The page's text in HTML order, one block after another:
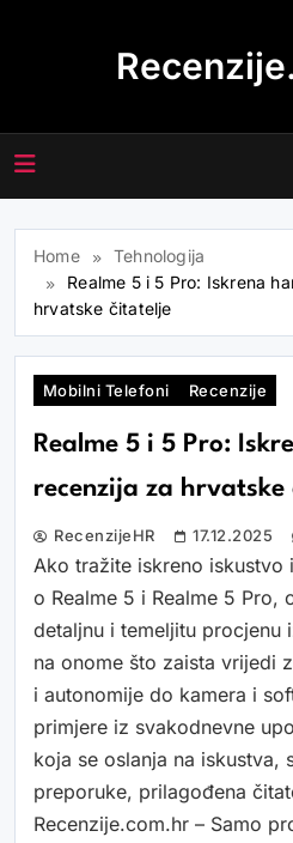
Home
Tehnologija
Realme 5 i 5 Pro: Iskrena
hrvatske čitatelje
Mobilni Telefoni Recenzije
Realme 5 i 5 Pro:
recenzija za hrvatske
RecenzijeHR 17.12.2025
Ako tražite iskreno iskustvo
o Realme 5 i Realme 5 Pro,
detaljnu i temeljitu procjenu
na onome što zaista vrijedi
i autonomije do kamera i
primjere iz svakodnevne
koja se oslanja na iskustva,
preporuke, prilagođena
Recenzije.com.hr – Samo